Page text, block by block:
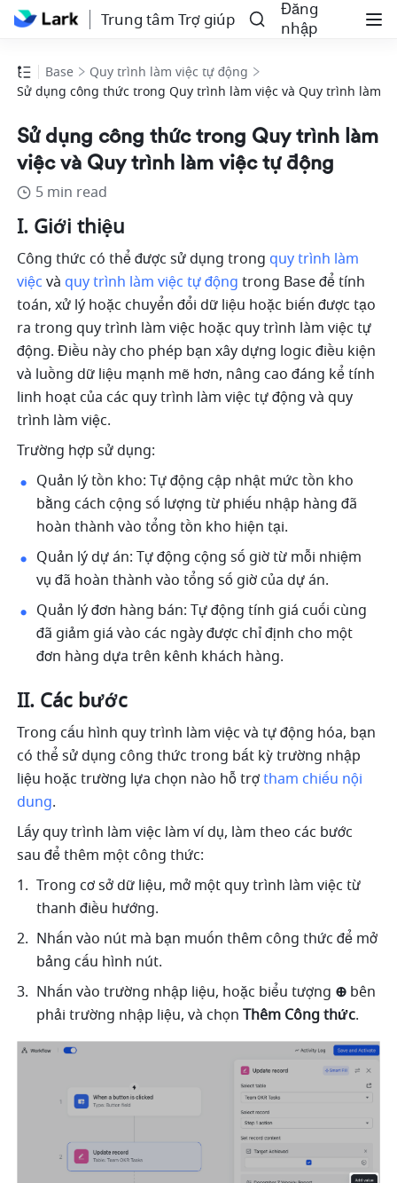
Trung tâm Trợ giúp
Đăng
nhập
Base
Quy trình làm việc tự động
Sử dụng công thức trong Quy trình làm việc và Quy trình làm
Sử dụng công thức trong Quy trình làm
việc và Quy trình làm việc tự động
5 min read
I. Giới thiệu
Công thức có thể được sử dụng trong quy trình làm
việc và quy trình làm việc tự động trong Base để tính
toán, xử lý hoặc chuyển đổi dữ liệu hoặc biến được tạo
ra trong quy trình làm việc hoặc quy trình làm việc tự
động. Điều này cho phép bạn xây dựng logic điều kiện
và luồng dữ liệu mạnh mẽ hơn, nâng cao đáng kể tính
linh hoạt của các quy trình làm việc tự động và quy
trình làm việc.
Trường hợp sử dụng:
Quản lý tồn kho: Tự động cập nhật mức tồn kho
bằng cách cộng số lượng từ phiếu nhập hàng đã
hoàn thành vào tổng tồn kho hiện tại.
Quản lý dự án: Tự động cộng số giờ từ mỗi nhiệm
vụ đã hoàn thành vào tổng số giờ của dự án.
Quản lý đơn hàng bán: Tự động tính giá cuối cùng
đã giảm giá vào các ngày được chỉ định cho một
đơn hàng dựa trên kênh khách hàng.
II. Các bước
Trong cấu hình quy trình làm việc và tự động hóa, bạn
có thể sử dụng công thức trong bất kỳ trường nhập
liệu hoặc trường lựa chọn nào hỗ trợ tham chiếu nội
dung.
Lấy quy trình làm việc làm ví dụ, làm theo các bước
sau để thêm một công thức:
Trong cơ sở dữ liệu, mở một quy trình làm việc từ
thanh điều hướng.
Nhấn vào nút mà bạn muốn thêm công thức để mở
bảng cấu hình nút.
Nhấn vào trường nhập liệu, hoặc biểu tượng ⊕ bên
phải trường nhập liệu, và chọn Thêm Công thức.